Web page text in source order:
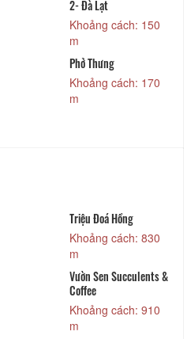
2- Đà Lạt
Khoảng cách: 150
m
Phở Thưng
Khoảng cách: 170
m
Triệu Đoá Hồng
Khoảng cách: 830
m
Vườn Sen Succulents &
Coffee
Khoảng cách: 910
m